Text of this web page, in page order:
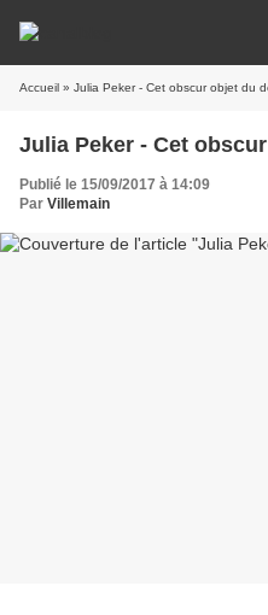
Accueil » Julia Peker - Cet obscur objet du
Julia Peker - Cet
Publié le 15/09/2017 à 14:09
Par Villemain